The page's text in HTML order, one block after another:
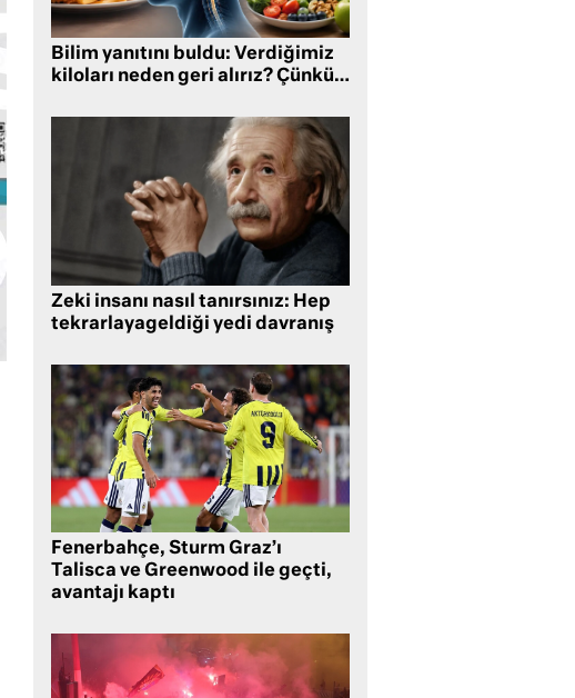
Bilim yanıtını buldu: Verdiğimiz
kiloları neden geri alırız? Çünkü…
Zeki insanı nasıl tanırsınız: Hep
tekrarlayageldiği yedi davranış
Fenerbahçe, Sturm Graz’ı
Talisca ve Greenwood ile geçti,
avantajı kaptı